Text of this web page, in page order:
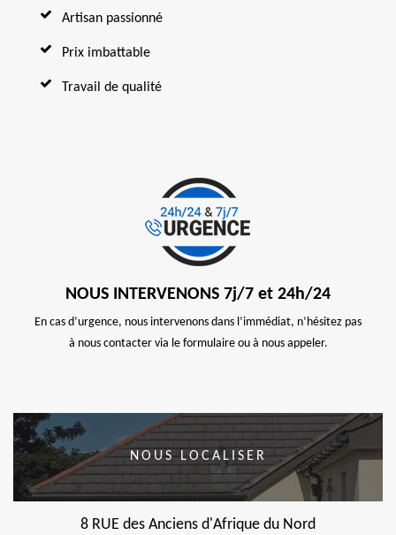
Artisan passionné
Prix imbattable
Travail de qualité
NOUS INTERVENONS 7j/7 et 24h/24
En cas d’urgence, nous intervenons dans l’immédiat, n’hésitez pas
à nous contacter via le formulaire ou à nous appeler.
NOUS LOCALISER
8 RUE des Anciens d'Afrique du Nord